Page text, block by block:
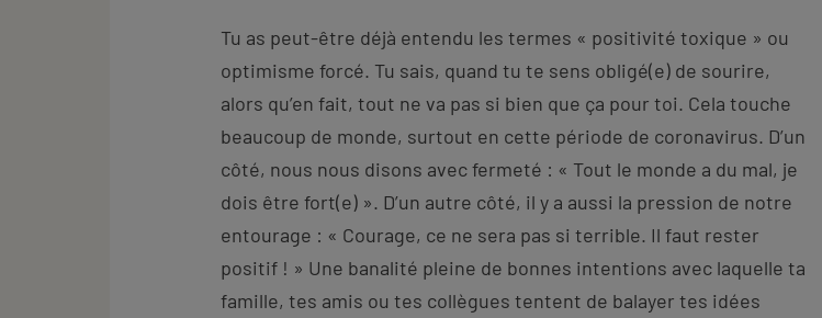
Tu as peut-être déjà entendu les termes « positivité toxique » ou
optimisme forcé. Tu sais, quand tu te sens obligé(e) de sourire,
alors qu’en fait, tout ne va pas si bien que ça pour toi. Cela touche
beaucoup de monde, surtout en cette période de coronavirus. D’un
côté, nous nous disons avec fermeté : « Tout le monde a du mal, je
dois être fort(e) ». D’un autre côté, il y a aussi la pression de notre
entourage : « Courage, ce ne sera pas si terrible. Il faut rester
positif ! » Une banalité pleine de bonnes intentions avec laquelle ta
famille, tes amis ou tes collègues tentent de balayer tes idées